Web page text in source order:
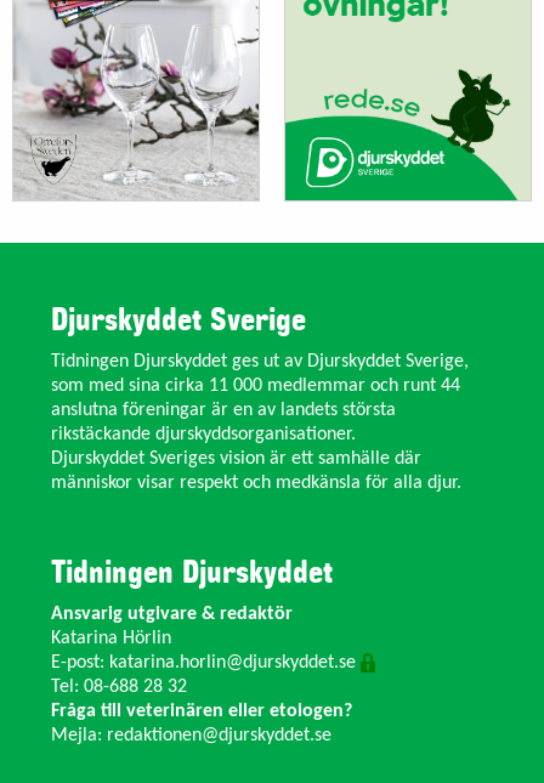
Djurskyddet Sverige
Tidningen Djurskyddet ges ut av Djurskyddet Sverige,
som med sina cirka 11 000 medlemmar och runt 44
anslutna föreningar är en av landets största
rikstäckande djurskyddsorganisationer.
Djurskyddet Sveriges vision är ett samhälle där
människor visar respekt och medkänsla för alla djur.
Tidningen Djurskyddet
Ansvarig utgivare & redaktör
Katarina Hörlin
E-post: katarina.horlin@djurskyddet.se
Tel: 08-688 28 32
Fråga till veterinären eller etologen?
Mejla: redaktionen@djurskyddet.se